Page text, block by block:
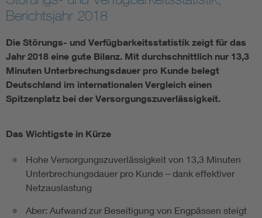
Weitere Themen
Digitalisierung und Metering
Versorgungsqualität Stromnetze
Umwelt- und Naturschutz
Berichtsjahr 2018
Die Störungs- und Verfügbarkeitsstatistik zeigt für das
Jahr 2018 eine gute Bilanz. Mit durchschnittlich nur 13,3
Minuten Unterbrechungsdauer pro Kunde belegt
Deutschland im internationalen Vergleich einen
Spitzenplatz bei der Versorgungszuverlässigkeit.
Das Wichtigste in Kürze
Hohe Versorgungszuverlässigkeit von 13,3 Minuten
Unterbrechungsdauer pro Kunde – dank effektiver
Netzauslastung
Aber: Aufwand zur Beseitigung von Engpässen steigt